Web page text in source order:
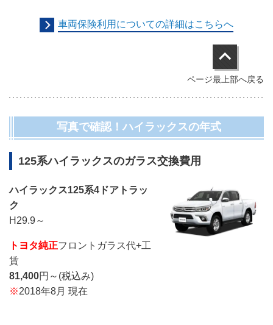
車両保険利用についての詳細はこちらへ
ページ最上部へ戻る
写真で確認！ハイラックスの年式
125系ハイラックスのガラス交換費用
ハイラックス125系4ドアトラッ
ク
H29.9～
トヨタ純正フロントガラス代+工
賃
81,400円～(税込み)
※2018年8月 現在